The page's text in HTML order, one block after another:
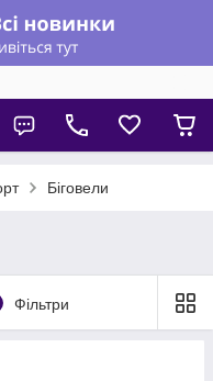
Біговели
Фільтри